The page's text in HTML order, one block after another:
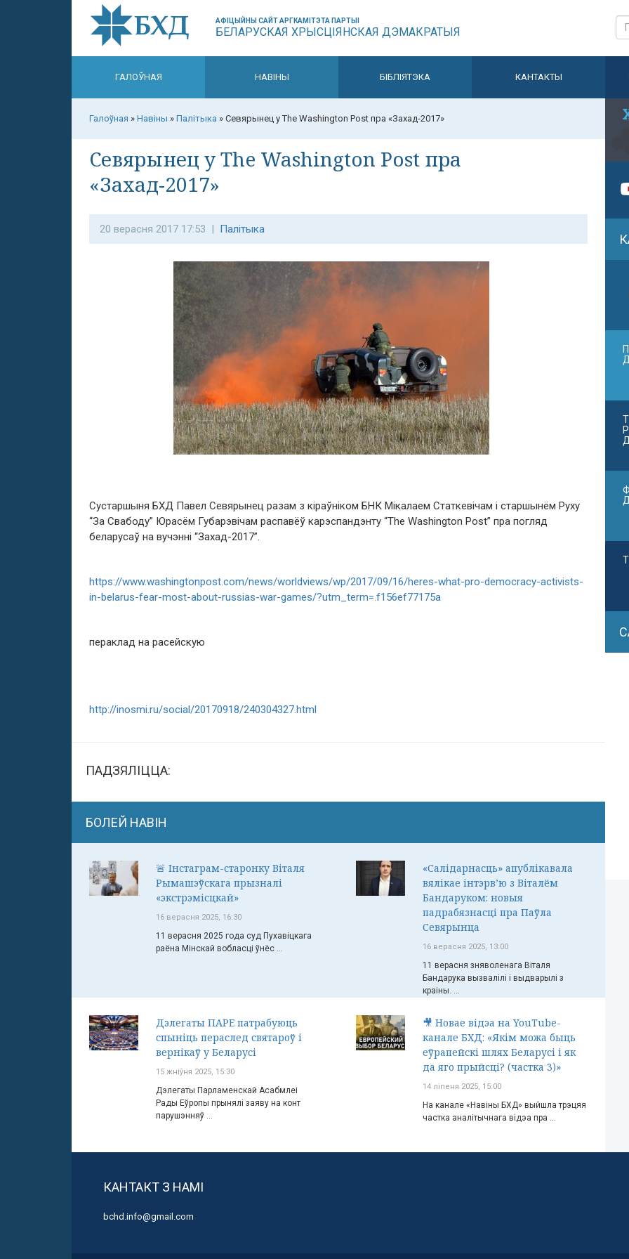
АФІЦЫЙНЫ САЙТ АРГКАМІТЭТА ПАРТЫІ
БЕЛАРУСКАЯ ХРЫСЦІЯНСКАЯ ДЭМАКРАТЫЯ
ГАЛОЎНАЯ НАВІНЫ БІБЛІЯТЭКА КАНТАКТЫ
Галоўная » Навіны » Палітыка » Севярынец у The Washington Post пра «Захад-2017»
Севярынец у The Washington Post пра
«Захад-2017»
20 верасня 2017 17:53 | Палітыка
Сустаршыня БХД Павел Севярынец разам з кіраўніком БНК Мікалаем Статкевічам і старшынём Руху
“За Свабоду” Юрасём Губарэвічам распавёў карэспандэнту “The Washington Post” пра погляд
беларусаў на вучэнні “Захад-2017”.
https://www.washingtonpost.com/news/worldviews/wp/2017/09/16/heres-what-pro-democracy-activists-
in-belarus-fear-most-about-russias-war-games/?utm_term=.f156ef77175a
пераклад на расейскую
http://inosmi.ru/social/20170918/240304327.html
ПАДЗЯЛІЦЦА:
БОЛЕЙ НАВІН
🚨 Інстаграм-старонку Віталя
Рымашэўскага прызналі
«экстрэмісцкай»
16 верасня 2025, 16:30
11 верасня 2025 года суд Пухавіцкага
раёна Мінскай вобласці ўнёс ...
«Салідарнасць» апублікавала
вялікае інтэрв’ю з Віталём
Бандаруком: новыя
падрабязнасці пра Паўла
Севярынца
16 верасня 2025, 13:00
11 верасня зняволенага Віталя
Бандарука вызвалілі і выдварылі з
краіны. ...
Дэлегаты ПАРЕ патрабуюць
спыніць пераслед святароў і
вернікаў у Беларусі
15 жніўня 2025, 15:30
Дэлегаты Парламенскай Асабмлеі
Рады Еўропы прынялі заяву на конт
парушэнняў ...
🎥 Новае відэа на YouTube-
канале БХД: «Якім можа быць
еўрапейскі шлях Беларусі і як
да яго прыйсці? (частка 3)»
14 ліпеня 2025, 15:00
На канале «Навіны БХД» выйшла трэцяя
частка аналітычнага відэа пра ...
КАНТАКТ З НАМІ
bchd.info@gmail.com